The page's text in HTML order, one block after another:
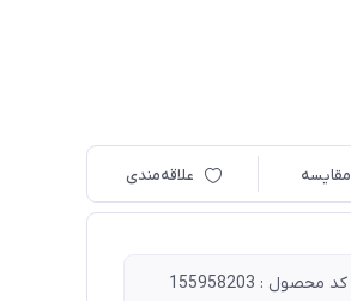
مقایسه علاقه‌مندی
کد محصول : 155958203